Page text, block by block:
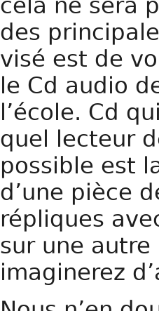
cela ne sera
des
visé est de
le Cd audio
l’école. Cd
quel lecteur
possible est
d’une pièce
répliques
sur une
imaginerez